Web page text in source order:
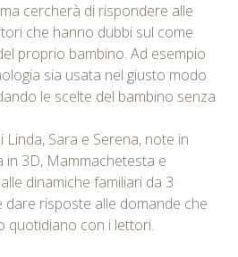
cercherà di rispondere alle
che hanno dubbi sul come
proprio bambino. Ad esempio
sia usata nel giusto modo
le scelte del bambino senza
Sara e Serena, note in
3D, Mammachetesta e
dinamiche familiari da 3
dare risposte alle domande che
quotidiano con i lettori.